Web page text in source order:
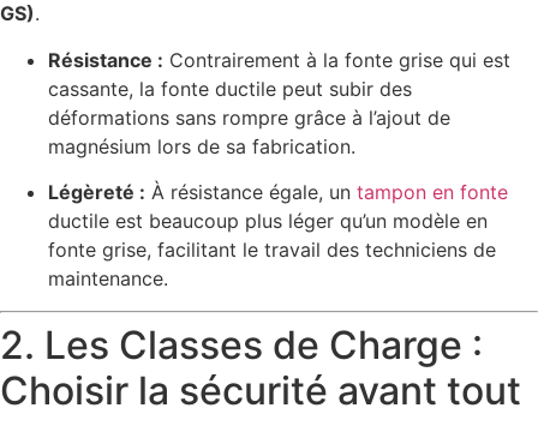
GS).
Résistance : Contrairement à la fonte grise qui est
cassante, la fonte ductile peut subir des
déformations sans rompre grâce à l’ajout de
magnésium lors de sa fabrication.
Légèreté : À résistance égale, un tampon en fonte
ductile est beaucoup plus léger qu’un modèle en
fonte grise, facilitant le travail des techniciens de
maintenance.
2. Les Classes de Charge :
Choisir la sécurité avant tout